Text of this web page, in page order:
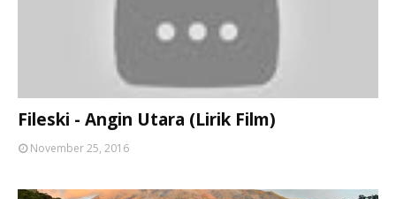
Fileski - Angin Utara (Lirik Film)
November 25, 2016